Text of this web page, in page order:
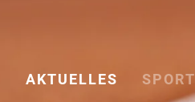
AKTUELLES SPORT